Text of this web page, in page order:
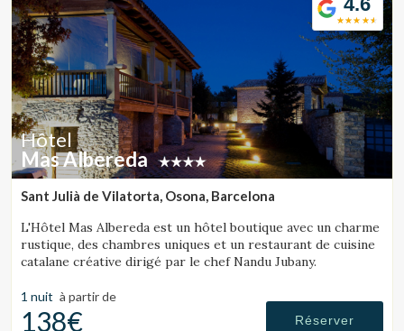
Hôtel
Mas Albereda
Sant Julià de Vilatorta, Osona, Barcelona
L'Hôtel Mas Albereda est un hôtel boutique avec un charme
rustique, des chambres uniques et un restaurant de cuisine
catalane créative dirigé par le chef Nandu Jubany.
1 nuit à partir de
138€ Réserver